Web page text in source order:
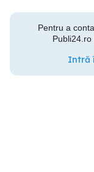
Pentru a
Intră